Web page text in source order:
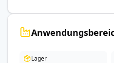
Lager